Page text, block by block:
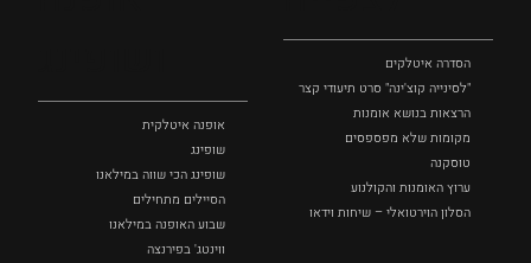
הסדרה איטלקים
"לסינייה קוצ'ינה" סרט תיעודי קצר
הרצאות בנושא אומנות
מקומות שלא מפספסים
טוסקנה
ערוץ האומנות והקולנוע
הסלון הוירטואלי – שיחות וידאו
אופנה איטלקית
שופינג
שופינג הכי שווה במילאנו
הסיילים מתחילים
שבוע האופנה במילאנו
ווינטג' בפירנצה